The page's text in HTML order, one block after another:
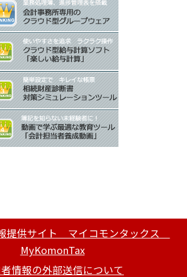
提供サイト マイコモンタックス
MyKomonTax
情報の外部送信について